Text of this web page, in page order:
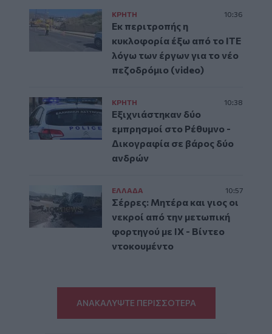
ΚΡΗΤΗ 10:36
Εκ περιτροπής η
κυκλοφορία έξω από το ΙΤΕ
λόγω των έργων για το νέο
πεζοδρόμιο (video)
ΚΡΗΤΗ 10:38
Εξιχνιάστηκαν δύο
εμπρησμοί στο Ρέθυμνο -
Δικογραφία σε βάρος δύο
ανδρών
ΕΛΛAΔΑ 10:57
Σέρρες: Μητέρα και γιος οι
νεκροί από την μετωπική
φορτηγού με ΙΧ - Βίντεο
ντοκουμέντο
ΑΝΑΚΑΛΥΨΤΕ ΠΕΡΙΣΣΟΤΕΡΑ